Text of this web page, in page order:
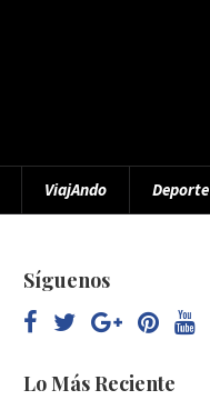
ViajAndo Deporte
Síguenos
Lo Más Reciente